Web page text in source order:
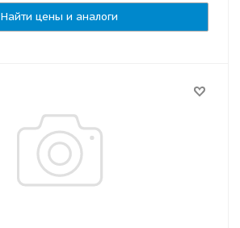
Найти цены и аналоги